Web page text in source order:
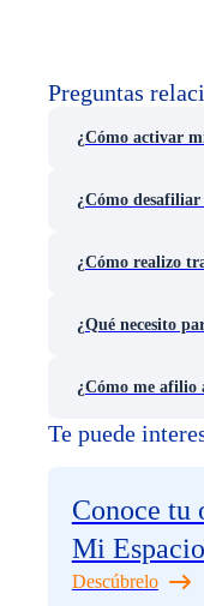
Preguntas
¿Cómo activar
¿Cómo
¿Cómo realizo
¿Qué necesito
¿Cómo me afilio
Te puede
Conoce tu
Mi
Descúbrelo